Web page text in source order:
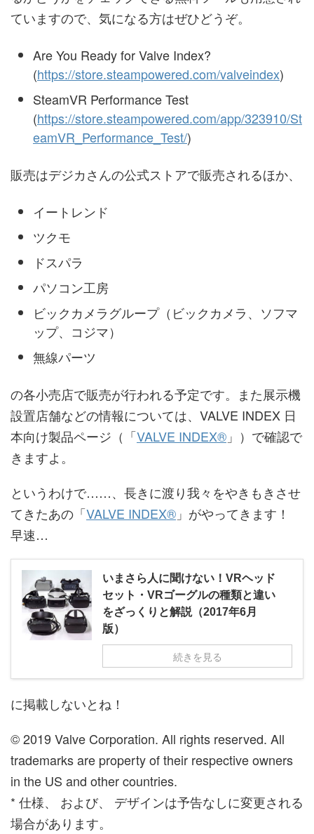
ていますので、気になる方はぜひどうぞ。
Are You Ready for Valve Index?
(https://store.steampowered.com/valveindex)
SteamVR Performance Test
(https://store.steampowered.com/app/323910/St
eamVR_Performance_Test/)
販売はデジカさんの公式ストアで販売されるほか、
イートレンド
ツクモ
ドスパラ
パソコン工房
ビックカメラグループ（ビックカメラ、ソフマ
ップ、コジマ）
無線パーツ
の各小売店で販売が行われる予定です。また展示機
設置店舗などの情報については、VALVE INDEX 日
本向け製品ページ（「VALVE INDEX® 」）で確認で
きますよ。
というわけで……、長きに渡り我々をやきもきさせ
てきたあの「VALVE INDEX® 」がやってきます！
早速…
いまさら人に聞けない！VRヘッド
セット・VRゴーグルの種類と違い
をざっくりと解説（2017年6月
版）
続きを見る
に掲載しないとね！
© 2019 Valve Corporation. All rights reserved. All
trademarks are property of their respective owners
in the US and other countries.
* 仕様、 および、 デザインは予告なしに変更される
場合があります。